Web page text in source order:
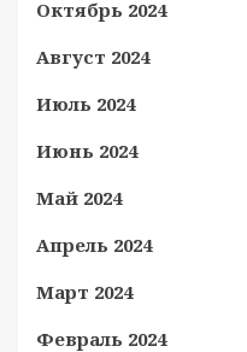
Октябрь 2024
Август 2024
Июль 2024
Июнь 2024
Май 2024
Апрель 2024
Март 2024
Февраль 2024